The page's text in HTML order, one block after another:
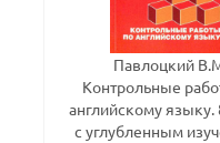
Павлоцкий
Контрольные
английскому языку.
с углубленным